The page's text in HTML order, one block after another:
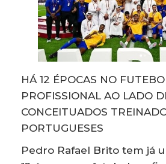
HÁ 12 ÉPOCAS NO
PROFISSIONAL AO LADO
CONCEITUADOS
PORTUGUESES
Pedro Rafael Brito tem já